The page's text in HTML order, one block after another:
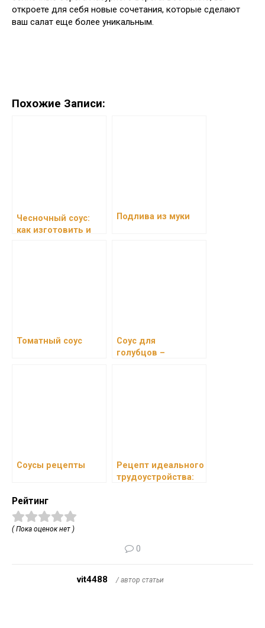
откроете для себя новые сочетания, которые сделают
ваш салат еще более уникальным.
Похожие Записи:
Чесночный соус:
как изготовить и
Подлива из муки
Томатный соус
Соус для
голубцов –
Соусы рецепты
Рецепт идеального
трудоустройства:
Рейтинг
( Пока оценок нет )
0
vit4488 / автор статьи